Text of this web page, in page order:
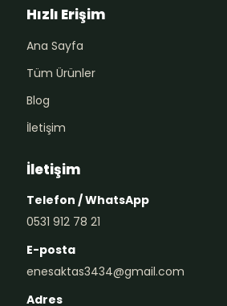
Hızlı Erişim
Ana Sayfa
Tüm Ürünler
Blog
İletişim
İletişim
Telefon / WhatsApp
0531 912 78 21
E-posta
enesaktas3434@gmail.com
Adres